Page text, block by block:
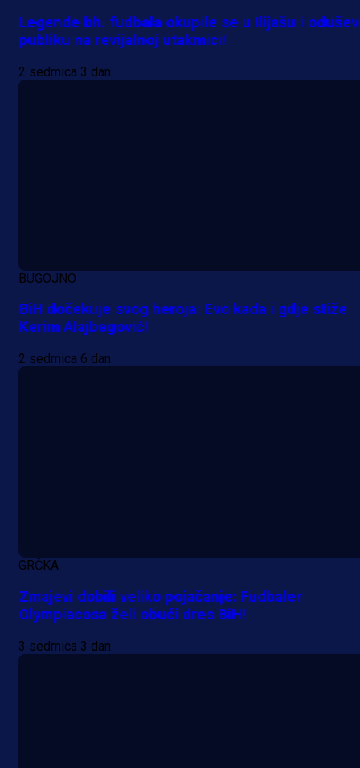
Legende bh. fudbala okupile se u Ilijašu i
publiku na revijalnoj utakmici!
2 sedmica 3 dan
BUGOJNO
BiH dočekuje svog heroja: Evo kada i gdje stiže
Kerim Alajbegović!
2 sedmica 6 dan
GRČKA
Zmajevi dobili veliko pojačanje: Fudbaler
Olympiacosa želi obući dres BiH!
3 sedmica 3 dan